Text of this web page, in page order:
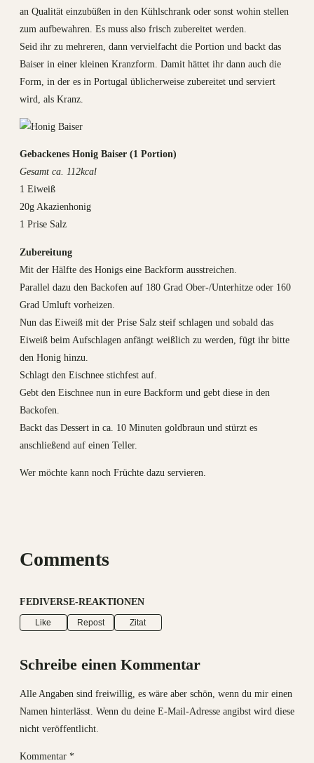
an Qualität einzubüßen in den Kühlschrank oder sonst wohin stellen
zum aufbewahren. Es muss also frisch zubereitet werden.
Seid ihr zu mehreren, dann vervielfacht die Portion und backt das
Baiser in einer kleinen Kranzform. Damit hättet ihr dann auch die
Form, in der es in Portugal üblicherweise zubereitet und serviert
wird, als Kranz.
Gebackenes Honig Baiser (1 Portion)
Gesamt ca. 112kcal
1 Eiweiß
20g Akazienhonig
1 Prise Salz
Zubereitung
Mit der Hälfte des Honigs eine Backform ausstreichen.
Parallel dazu den Backofen auf 180 Grad Ober-/Unterhitze oder 160
Grad Umluft vorheizen.
Nun das Eiweiß mit der Prise Salz steif schlagen und sobald das
Eiweiß beim Aufschlagen anfängt weißlich zu werden, fügt ihr bitte
den Honig hinzu.
Schlagt den Eischnee stichfest auf.
Gebt den Eischnee nun in eure Backform und gebt diese in den
Backofen.
Backt das Dessert in ca. 10 Minuten goldbraun und stürzt es
anschließend auf einen Teller.
Wer möchte kann noch Früchte dazu servieren.
Comments
FEDIVERSE-REAKTIONEN
Like Repost Zitat
Schreibe einen Kommentar
Alle Angaben sind freiwillig, es wäre aber schön, wenn du mir einen
Namen hinterlässt. Wenn du deine E-Mail-Adresse angibst wird diese
nicht veröffentlicht.
Kommentar *